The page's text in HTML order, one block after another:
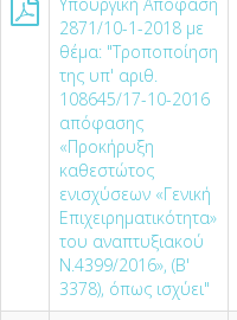
2871/10-1-2018 με
θέμα: "Τροποποίηση
της υπ' αριθ.
108645/17-10-2016
απόφασης
«Προκήρυξη
καθεστώτος
ενισχύσεων «Γενική
Επιχειρηματικότητα»
του αναπτυξιακού
Ν.4399/2016», (Β'
3378), όπως ισχύει"